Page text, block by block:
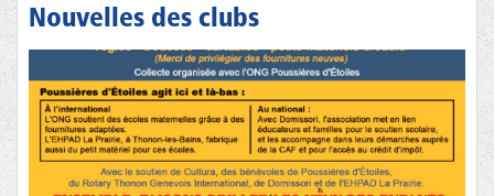
Nouvelles des clubs